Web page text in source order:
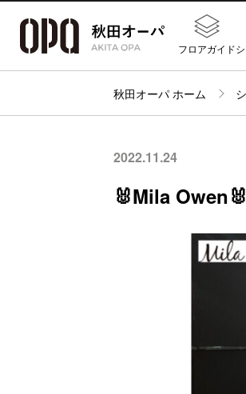
フロアガイド
秋田オーパ ホーム
2022.11.24
🐰Mila Owen🐰